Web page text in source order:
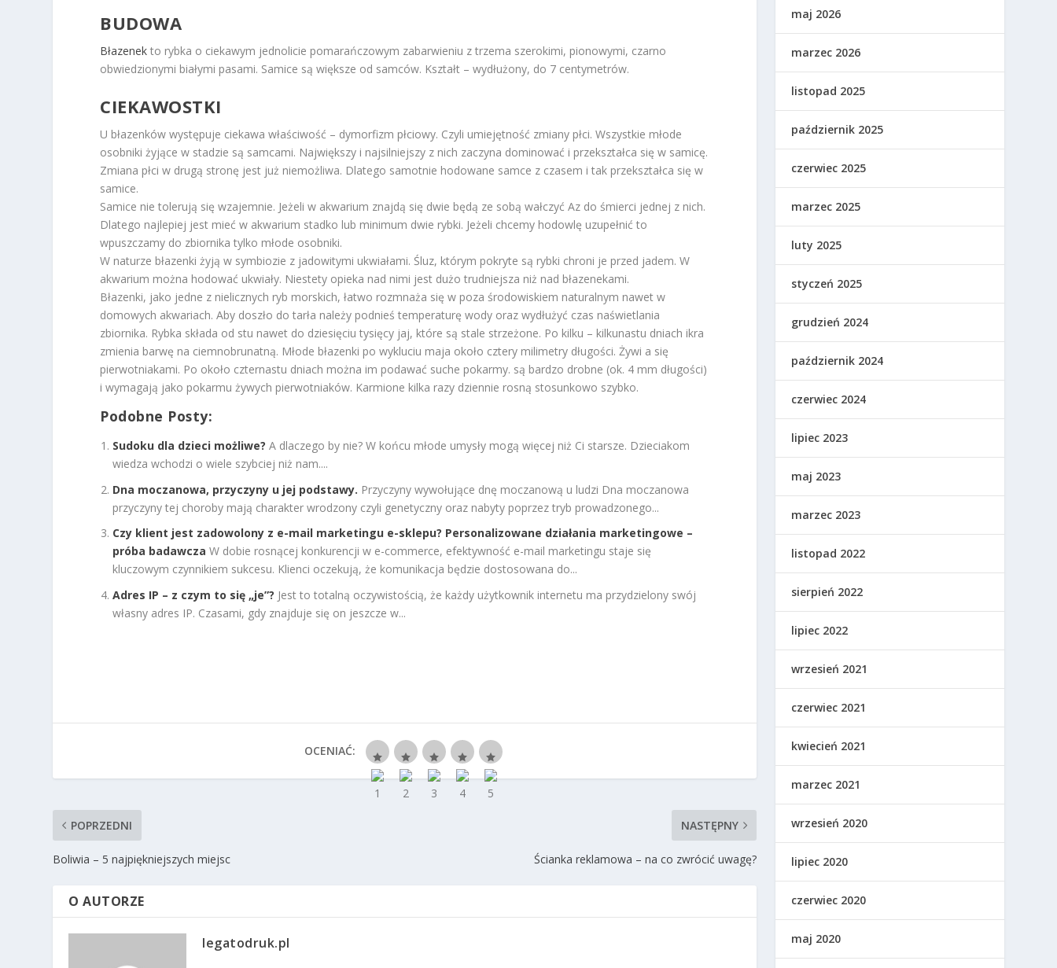
BUDOWA
Błazenek to rybka o ciekawym jednolicie pomarańczowym zabarwieniu z trzema szerokimi, pionowymi, czarno
obwiedzionymi białymi pasami. Samice są większe od samców. Kształt – wydłużony, do 7 centymetrów.
CIEKAWOSTKI
U błazenków występuje ciekawa właściwość – dymorfizm płciowy. Czyli umiejętność zmiany płci. Wszystkie młode
osobniki żyjące w stadzie są samcami. Największy i najsilniejszy z nich zaczyna dominować i przekształca się w samicę.
Zmiana płci w drugą stronę jest już niemożliwa. Dlatego samotnie hodowane samce z czasem i tak przekształca się w
samice.
Samice nie tolerują się wzajemnie. Jeżeli w akwarium znajdą się dwie będą ze sobą wałczyć Az do śmierci jednej z nich.
Dlatego najlepiej jest mieć w akwarium stadko lub minimum dwie rybki. Jeżeli chcemy hodowlę uzupełnić to
wpuszczamy do zbiornika tylko młode osobniki.
W naturze błazenki żyją w symbiozie z jadowitymi ukwiałami. Śluz, którym pokryte są rybki chroni je przed jadem. W
akwarium można hodować ukwiały. Niestety opieka nad nimi jest dużo trudniejsza niż nad błazenekami.
Błazenki, jako jedne z nielicznych ryb morskich, łatwo rozmnaża się w poza środowiskiem naturalnym nawet w
domowych akwariach. Aby doszło do tarła należy podnieś temperaturę wody oraz wydłużyć czas naświetlania
zbiornika. Rybka składa od stu nawet do dziesięciu tysięcy jaj, które są stale strzeżone. Po kilku – kilkunastu dniach ikra
zmienia barwę na ciemnobrunatną. Młode błazenki po wykluciu maja około cztery milimetry długości. Żywi a się
pierwotniakami. Po około czternastu dniach można im podawać suche pokarmy. są bardzo drobne (ok. 4 mm długości)
i wymagają jako pokarmu żywych pierwotniaków. Karmione kilka razy dziennie rosną stosunkowo szybko.
Podobne Posty:
Sudoku dla dzieci możliwe? A dlaczego by nie? W końcu młode umysły mogą więcej niż Ci starsze. Dzieciakom
wiedza wchodzi o wiele szybciej niż nam....
Dna moczanowa, przyczyny u jej podstawy. Przyczyny wywołujące dnę moczanową u ludzi Dna moczanowa
przyczyny tej choroby mają charakter wrodzony czyli genetyczny oraz nabyty poprzez tryb prowadzonego...
Czy klient jest zadowolony z e-mail marketingu e-sklepu? Personalizowane działania marketingowe –
próba badawcza W dobie rosnącej konkurencji w e-commerce, efektywność e-mail marketingu staje się
kluczowym czynnikiem sukcesu. Klienci oczekują, że komunikacja będzie dostosowana do...
Adres IP – z czym to się „je”? Jest to totalną oczywistością, że każdy użytkownik internetu ma przydzielony swój
własny adres IP. Czasami, gdy znajduje się on jeszcze w...
OCENIAĆ:
POPRZEDNI
Boliwia – 5 najpiękniejszych miejsc
NASTĘPNY
Ścianka reklamowa – na co zwrócić uwagę?
O AUTORZE
legatodruk.pl
maj 2026
marzec 2026
listopad 2025
październik 2025
czerwiec 2025
marzec 2025
luty 2025
styczeń 2025
grudzień 2024
październik 2024
czerwiec 2024
lipiec 2023
maj 2023
marzec 2023
listopad 2022
sierpień 2022
lipiec 2022
wrzesień 2021
czerwiec 2021
kwiecień 2021
marzec 2021
wrzesień 2020
lipiec 2020
czerwiec 2020
maj 2020